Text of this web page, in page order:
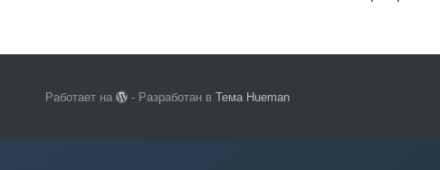
Работает на - Разработан вТема Hueman